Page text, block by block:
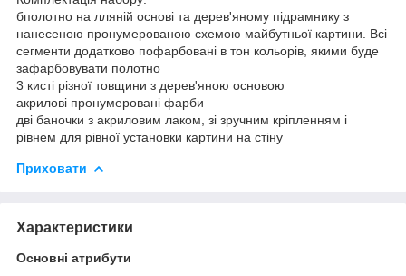
бполотно на лляній основі та дерев'яному підрамнику з
нанесеною пронумерованою схемою майбутньої картини. Всі
сегменти додатково пофарбовані в тон кольорів, якими буде
зафарбовувати полотно
3 кисті різної товщини з дерев'яною основою
акрилові пронумеровані фарби
дві баночки з акриловим лаком, зі зручним кріпленням і
рівнем для рівної установки картини на стіну
Приховати
Характеристики
Основні атрибути